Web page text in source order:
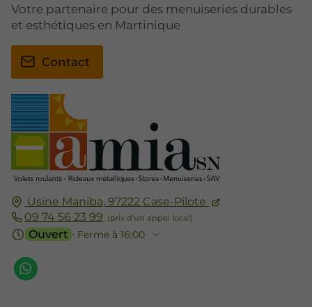
Usine Maniba, 97222 Case-Pilote
09 74 56 23 99
Ouvert ⋅ Ferme à 16:00
Votre partenaire pour des menuiseries durables
et esthétiques en Martinique
Contact